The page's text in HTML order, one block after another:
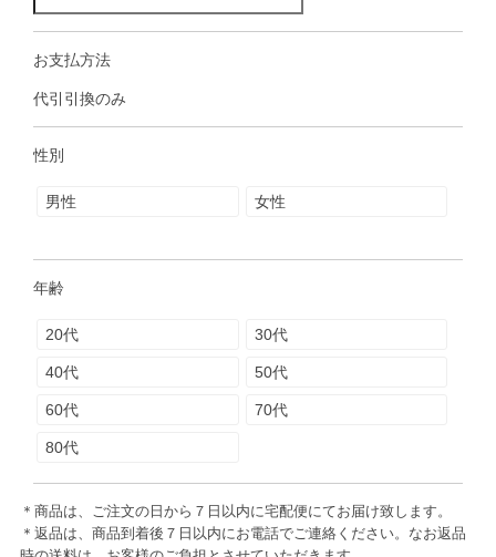
お支払方法
代引引換のみ
性別
男性 女性
年齢
20代 30代
40代 50代
60代 70代
80代
＊商品は、ご注文の日から７日以内に宅配便にてお届け致します。
＊返品は、商品到着後７日以内にお電話でご連絡ください。なお返品